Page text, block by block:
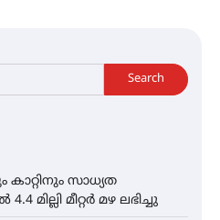
Search
സാധ്യത
മില്ലി മീറ്റർ മഴ ലഭിച്ചു